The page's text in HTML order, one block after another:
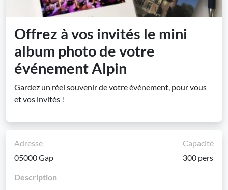
Offrez à vos invités le mini
album photo de votre
événement Alpin
Gardez un réel souvenir de votre événement, pour vous
et vos invités !
Adresse
05000 Gap
Capacité
300 pers
Description